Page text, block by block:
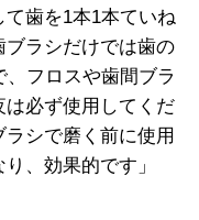
歯を1本1本ていね
ラシだけでは歯の
フロスや歯間ブラ
は必ず使用してくだ
シで磨く前に使用
、効果的です」